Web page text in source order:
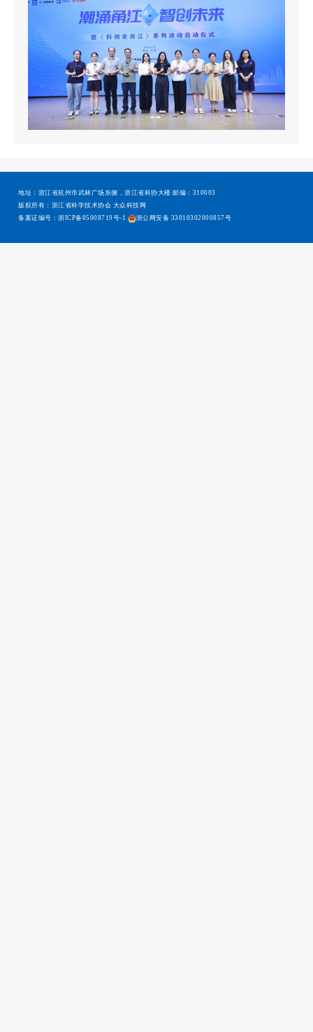
地址：浙江省杭州市武林广场东侧，浙江省科协大楼 邮编：310003
版权所有：浙江省科学技术协会 大众科技网
备案证编号：浙ICP备05008719号-1
浙公网安备 33010302000857号